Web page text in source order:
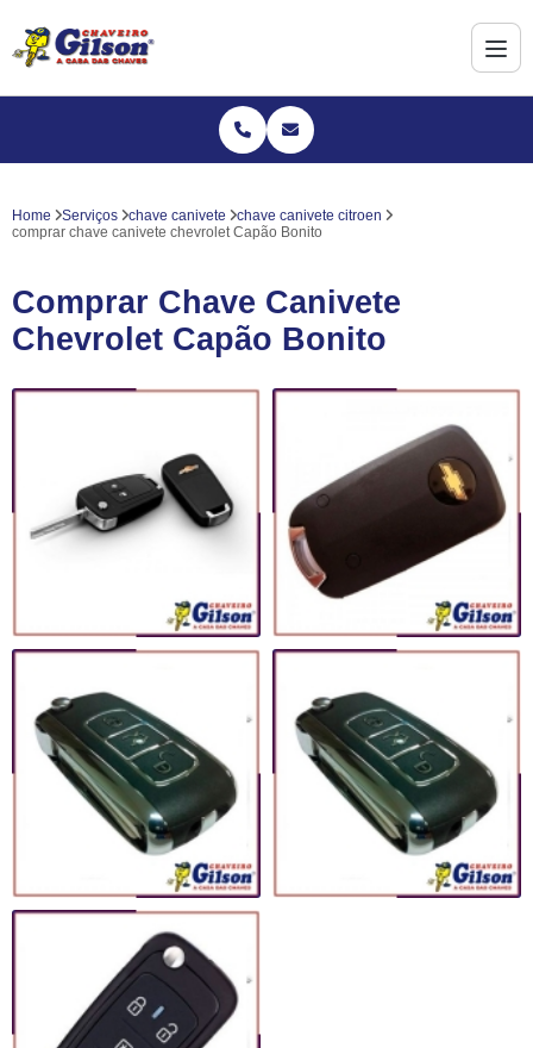
Home Serviços chave canivete
chave canivete citroen
comprar chave canivete chevrolet Capão Bonito
Comprar Chave Canivete
Chevrolet Capão Bonito